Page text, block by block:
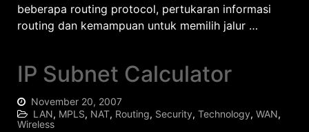
beberapa routing protocol, pertukaran informasi
routing dan kemampuan untuk memilih jalur …
IP Subnet Calculator
November 20, 2007
LAN, MPLS, NAT, Routing, Security, Technology, WAN,
Wireless